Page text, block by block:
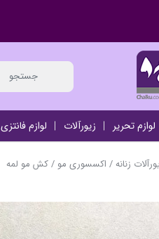
لوازم تحریر زیورآلات لوازم فانتزی
زنانه/ اکسسوری مو / کش مو لمه